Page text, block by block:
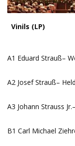
Vinils (LP)
A1 Eduard Strauß–
A2 Josef Strauß–
A3 Johann Strauss
B1 Carl Michael